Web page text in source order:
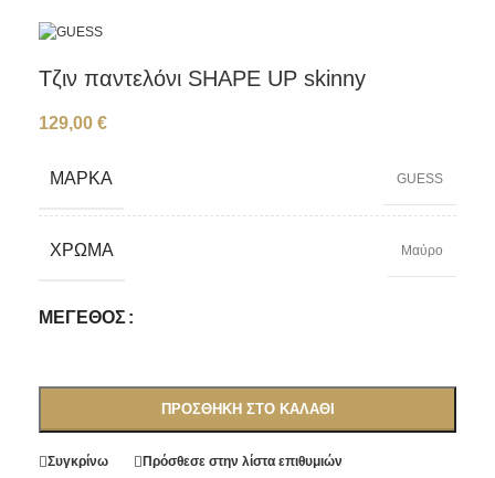
Τζιν παντελόνι SHAPE UP skinny
129,00 €
ΜΆΡΚΑ GUESS
ΧΡΏΜΑ Μαύρο
ΜΈΓΕΘΟΣ
ΠΡΟΣΘΉΚΗ ΣΤΟ ΚΑΛΆΘΙ
Συγκρίνω Πρόσθεσε στην λίστα επιθυμιών